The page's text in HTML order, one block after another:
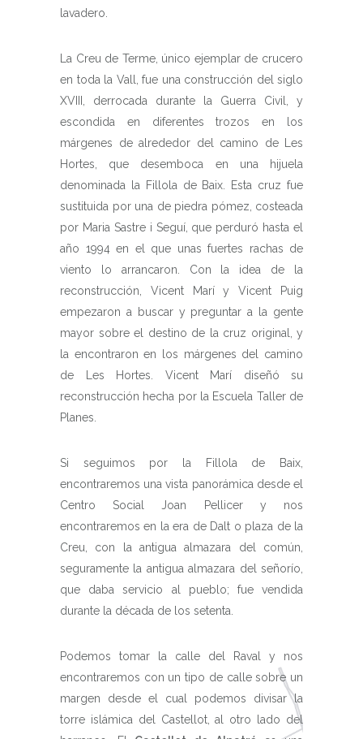
lavadero.
La Creu de Terme, único ejemplar de crucero
en toda la Vall, fue una construcción del siglo
XVIII, derrocada durante la Guerra Civil, y
escondida en diferentes trozos en los
márgenes de alrededor del camino de Les
Hortes, que desemboca en una hijuela
denominada la Fillola de Baix. Esta cruz fue
sustituida por una de piedra pómez, costeada
por Maria Sastre i Seguí, que perduró hasta el
año 1994 en el que unas fuertes rachas de
viento lo arrancaron. Con la idea de la
reconstrucción, Vicent Marí y Vicent Puig
empezaron a buscar y preguntar a la gente
mayor sobre el destino de la cruz original, y
la encontraron en los márgenes del camino
de Les Hortes. Vicent Marí diseñó su
reconstrucción hecha por la Escuela Taller de
Planes.
Si seguimos por la Fillola de Baix,
encontraremos una vista panorámica desde el
Centro Social Joan Pellicer y nos
encontraremos en la era de Dalt o plaza de la
Creu, con la antigua almazara del común,
seguramente la antigua almazara del señorío,
que daba servicio al pueblo; fue vendida
durante la década de los setenta.
Podemos tomar la calle del Raval y nos
encontraremos con un tipo de calle sobre un
margen desde el cual podemos divisar la
torre islámica del Castellot, al otro lado del